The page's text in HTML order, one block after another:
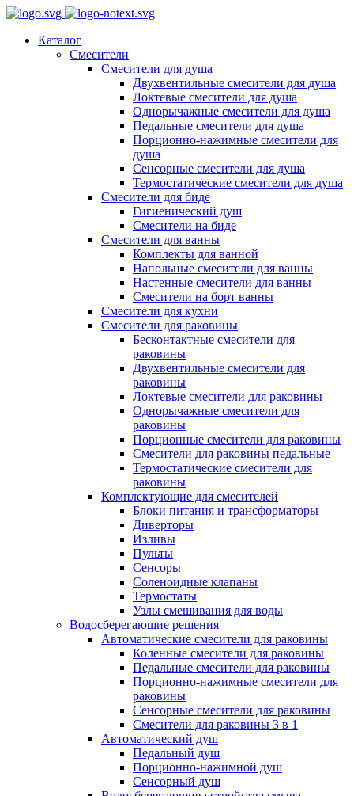
Каталог
Смесители
Смесители для душа
Двухвентильные смесители для душа
Локтевые смесители для душа
Однорычажные смесители для душа
Педальные смесители для душа
Порционно-нажимные смесители для
душа
Сенсорные смесители для душа
Термостатические смесители для душа
Смесители для биде
Гигиенический душ
Смесители на биде
Смесители для ванны
Комплекты для ванной
Напольные смесители для ванны
Настенные смесители для ванны
Смесители на борт ванны
Смесители для кухни
Смесители для раковины
Бесконтактные смесители для
раковины
Двухвентильные смесители для
раковины
Локтевые смесители для раковины
Однорычажные смесители для
раковины
Порционные смесители для раковины
Смесители для раковины педальные
Термостатические смесители для
раковины
Комплектующие для смесителей
Блоки питания и трансформаторы
Диверторы
Изливы
Пульты
Сенсоры
Соленоидные клапаны
Термостаты
Узлы смешивания для воды
Водосберегающие решения
Автоматические смесители для раковины
Коленные смесители для раковины
Педальные смесители для раковины
Порционно-нажимные смесители для
раковины
Сенсорные смесители для раковины
Смесители для раковины 3 в 1
Автоматический душ
Педальный душ
Порционно-нажимной душ
Сенсорный душ